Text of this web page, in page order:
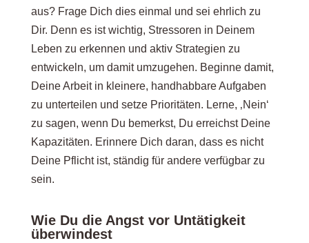
aus? Frage Dich dies einmal und sei ehrlich zu
Dir. Denn es ist wichtig, Stressoren in Deinem
Leben zu erkennen und aktiv Strategien zu
entwickeln, um damit umzugehen. Beginne damit,
Deine Arbeit in kleinere, handhabbare Aufgaben
zu unterteilen und setze Prioritäten. Lerne, ‚Nein‘
zu sagen, wenn Du bemerkst, Du erreichst Deine
Kapazitäten. Erinnere Dich daran, dass es nicht
Deine Pflicht ist, ständig für andere verfügbar zu
sein.
Wie Du die Angst vor Untätigkeit
überwindest